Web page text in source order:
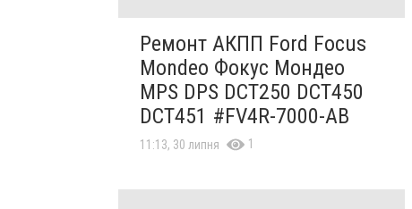
Ремонт АКПП Ford Focus
Mondeo Фокус Мондео
MPS DPS DCT250 DCT450
DCT451 #FV4R-7000-AB
11:13, 30 липня 1